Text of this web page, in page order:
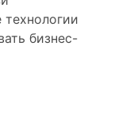
бизнес-